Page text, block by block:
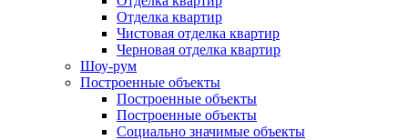
Отделка квартир
Чистовая отделка квартир
Черновая отделка квартир
Шоу-рум
Построенные объекты
Построенные объекты
Построенные объекты
Социально значимые объекты